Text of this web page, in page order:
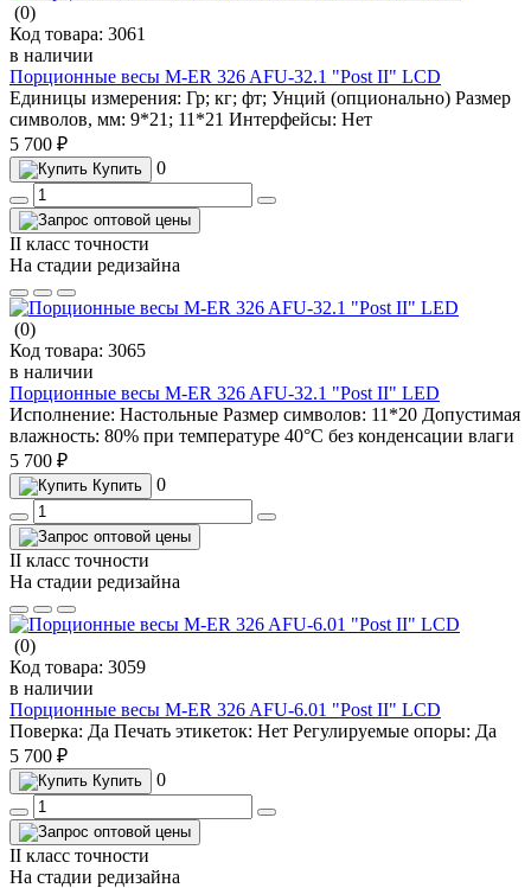
(0)
Код товара: 3061
в наличии
Порционные весы M-ER 326 AFU-32.1 "Post II" LCD
Единицы измерения: Гр; кг; фт; Унций (опционально) Размер
символов, мм: 9*21; 11*21 Интерфейсы: Нет
5 700 ₽
Купить 0
II класс точности
На стадии редизайна
(0)
Код товара: 3065
в наличии
Порционные весы M-ER 326 AFU-32.1 "Post II" LED
Исполнение: Настольные Размер символов: 11*20 Допустимая
влажность: 80% при температуре 40°С без конденсации влаги
5 700 ₽
Купить 0
II класс точности
На стадии редизайна
(0)
Код товара: 3059
в наличии
Порционные весы M-ER 326 AFU-6.01 "Post II" LCD
Поверка: Да Печать этикеток: Нет Регулируемые опоры: Да
5 700 ₽
Купить 0
II класс точности
На стадии редизайна